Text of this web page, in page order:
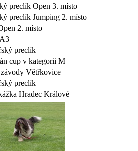
preclík Open 3. místo
preclík Jumping 2. místo
2. místo
preclík
cup v kategorii M
Větřkovice
preclík
Hradec Králové